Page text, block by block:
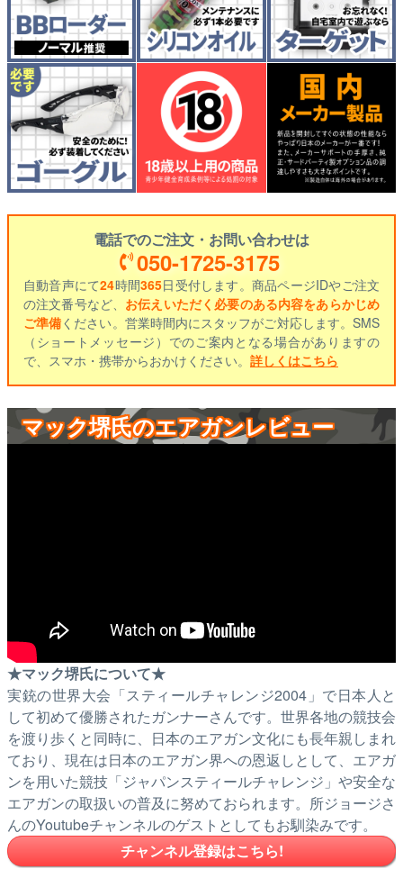
電話でのご注文・お問い合わせは
050-1725-3175
自動音声にて24時間365日受付します。商品ページIDやご注文
の注文番号など、 お伝えいただく必要のある内容をあらかじめ
ご準備ください。営業時間内にスタッフがご対応します。SMS
（ショートメッセージ）でのご案内となる場合がありますの
で、スマホ・携帯からおかけください。 詳しくはこちら
マック堺氏のエアガンレビュー
★マック堺氏について★
実銃の世界大会「スティールチャレンジ2004」で日本人と
して初めて優勝されたガンナーさんです。世界各地の競技会
を渡り歩くと同時に、日本のエアガン文化にも長年親しまれ
ており、現在は日本のエアガン界への恩返しとして、エアガ
ンを用いた競技「ジャパンスティールチャレンジ」や安全な
エアガンの取扱いの普及に努めておられます。所ジョージさ
んのYoutubeチャンネルのゲストとしてもお馴染みです。
チャンネル登録はこちら!